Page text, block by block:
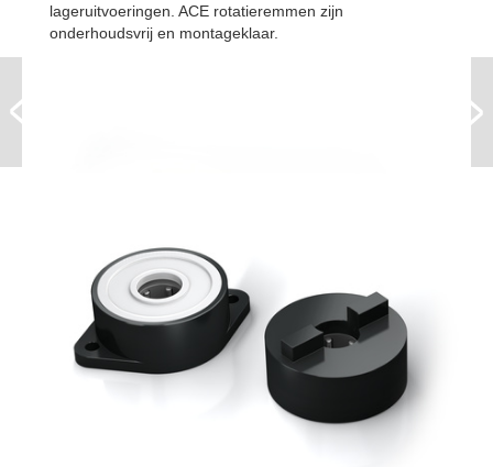
lageruitvoeringen. ACE rotatieremmen zijn
onderhoudsvrij en montageklaar.